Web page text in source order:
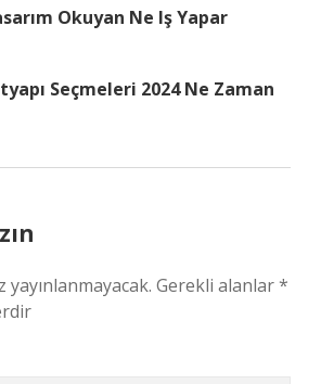
Okuyan Ne Iş Yapar
Seçmeleri 2024 Ne Zaman
Gerekli alanlar*